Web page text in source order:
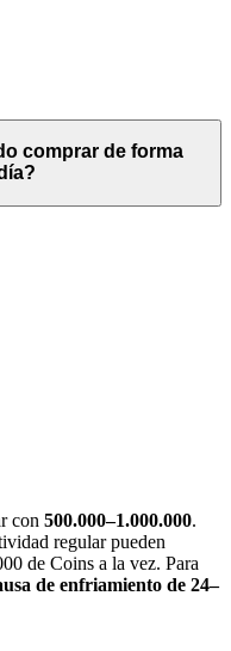
comprar de forma
con 500.000–1.000.000.
regular pueden
de Coins a la vez. Para
de enfriamiento de 24–